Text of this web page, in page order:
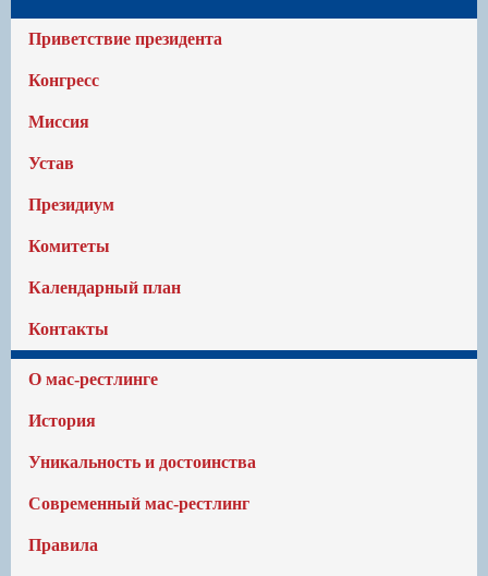
Приветствие президента
Конгресс
Миссия
Устав
Президиум
Комитеты
Календарный план
Контакты
О мас-рестлинге
История
Уникальность и достоинства
Современный мас-рестлинг
Правила